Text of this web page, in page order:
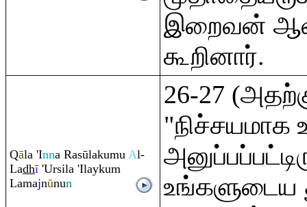
இறைவன்
கூறினார்.
Qāla 'Inna Rasūlakumu Al-
Ladhī'Ursila 'Ilaykum
Lamajnūnun
26-27
"நிச்சயமாக
உங்களுடைய